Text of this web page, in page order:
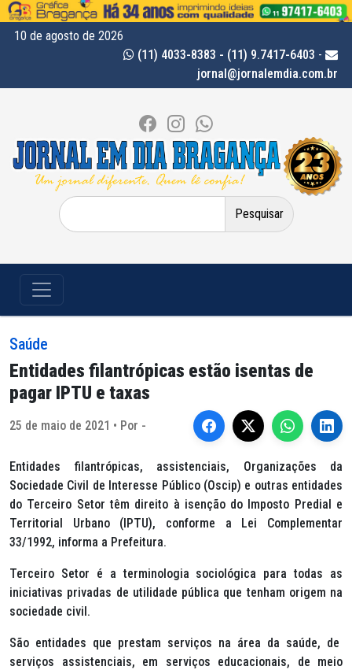
10 de agosto de 2026
(11) 4033-8383 - (11) 9.7417-6403 -
jornal@jornalemdia.com.br
Pesquisar
por:
Saúde
Entidades filantrópicas estão isentas de
pagar IPTU e taxas
25 de maio de 2021 • Por -
Entidades filantrópicas, assistenciais, Organizações da
Sociedade Civil de Interesse Público (Oscip) e outras entidades
do Terceiro Setor têm direito à isenção do Imposto Predial e
Territorial Urbano (IPTU), conforme a Lei Complementar
33/1992, informa a Prefeitura.
Terceiro Setor é a terminologia sociológica para todas as
iniciativas privadas de utilidade pública que tenham origem na
sociedade civil.
São entidades que prestam serviços na área da saúde, de
serviços assistenciais, em serviços educacionais, de meio